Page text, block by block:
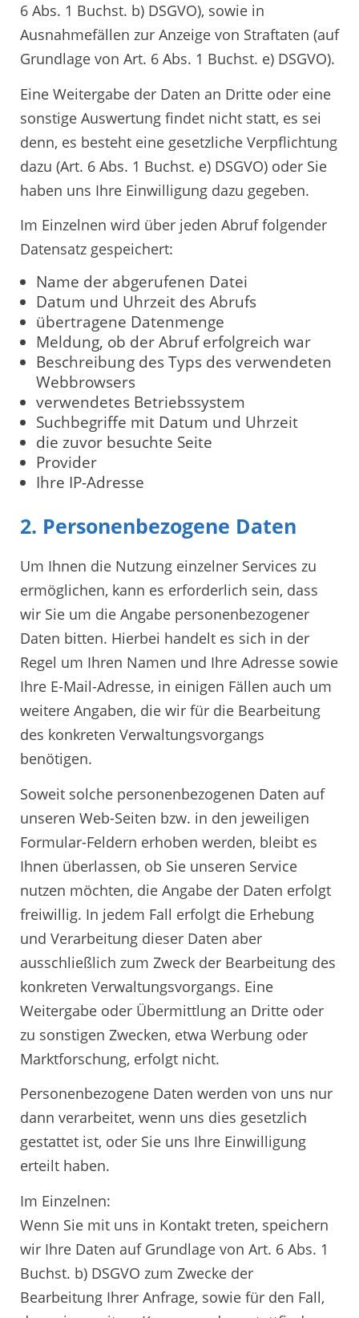
6 Abs. 1 Buchst. b) DSGVO), sowie in
Ausnahmefällen zur Anzeige von Straftaten (auf
Grundlage von Art. 6 Abs. 1 Buchst. e) DSGVO).
Eine Weitergabe der Daten an Dritte oder eine
sonstige Auswertung findet nicht statt, es sei
denn, es besteht eine gesetzliche Verpflichtung
dazu (Art. 6 Abs. 1 Buchst. e) DSGVO) oder Sie
haben uns Ihre Einwilligung dazu gegeben.
Im Einzelnen wird über jeden Abruf folgender
Datensatz gespeichert:
Name der abgerufenen Datei
Datum und Uhrzeit des Abrufs
übertragene Datenmenge
Meldung, ob der Abruf erfolgreich war
Beschreibung des Typs des verwendeten
Webbrowsers
verwendetes Betriebssystem
Suchbegriffe mit Datum und Uhrzeit
die zuvor besuchte Seite
Provider
Ihre IP-Adresse
2. Personenbezogene Daten
Um Ihnen die Nutzung einzelner Services zu
ermöglichen, kann es erforderlich sein, dass
wir Sie um die Angabe personenbezogener
Daten bitten. Hierbei handelt es sich in der
Regel um Ihren Namen und Ihre Adresse sowie
Ihre E-Mail-Adresse, in einigen Fällen auch um
weitere Angaben, die wir für die Bearbeitung
des konkreten Verwaltungsvorgangs
benötigen.
Soweit solche personenbezogenen Daten auf
unseren Web-Seiten bzw. in den jeweiligen
Formular-Feldern erhoben werden, bleibt es
Ihnen überlassen, ob Sie unseren Service
nutzen möchten, die Angabe der Daten erfolgt
freiwillig. In jedem Fall erfolgt die Erhebung
und Verarbeitung dieser Daten aber
ausschließlich zum Zweck der Bearbeitung des
konkreten Verwaltungsvorgangs. Eine
Weitergabe oder Übermittlung an Dritte oder
zu sonstigen Zwecken, etwa Werbung oder
Marktforschung, erfolgt nicht.
Personenbezogene Daten werden von uns nur
dann verarbeitet, wenn uns dies gesetzlich
gestattet ist, oder Sie uns Ihre Einwilligung
erteilt haben.
Im Einzelnen:
Wenn Sie mit uns in Kontakt treten, speichern
wir Ihre Daten auf Grundlage von Art. 6 Abs. 1
Buchst. b) DSGVO zum Zwecke der
Bearbeitung Ihrer Anfrage, sowie für den Fall,